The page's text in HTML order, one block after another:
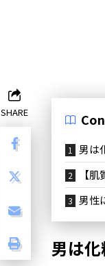
SHARE
男は
【
男性
男は